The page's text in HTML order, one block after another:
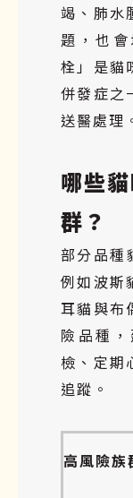
竭、肺水
題，也
栓」是貓
併發症之
送醫處理
哪些
群？
部分品種
例如波斯
耳貓與布
險品種
檢、定期
追蹤。
高風險族